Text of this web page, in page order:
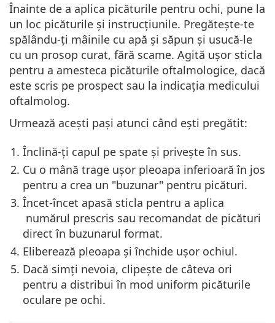
Înainte de a aplica picăturile pentru ochi, pune la
un loc picăturile și instrucțiunile. Pregătește-te
spălându-ți mâinile cu apă și săpun și usucă-le
cu un prosop curat, fără scame. Agită ușor sticla
pentru a amesteca picăturile oftalmologice, dacă
este scris pe prospect sau la indicația medicului
oftalmolog.
Urmează acești pași atunci când ești pregătit:
Înclină-ți capul pe spate și privește în sus.
Cu o mână trage ușor pleoapa inferioară în jos
pentru a crea un "buzunar" pentru picături.
Încet-încet apasă sticla pentru a aplica
numărul prescris sau recomandat de picături
direct în buzunarul format.
Eliberează pleoapa șiînchide ușor ochiul.
Dacă simți nevoia, clipește de câteva ori
pentru a distribui în mod uniform picăturile
oculare pe ochi.